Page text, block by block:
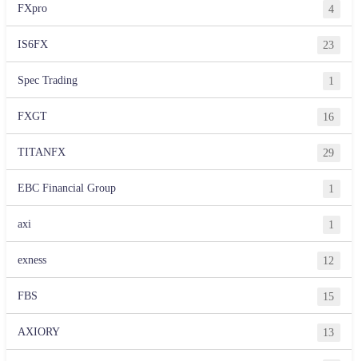
FXpro 4
IS6FX 23
Spec Trading 1
FXGT 16
TITANFX 29
EBC Financial Group 1
axi 1
exness 12
FBS 15
AXIORY 13